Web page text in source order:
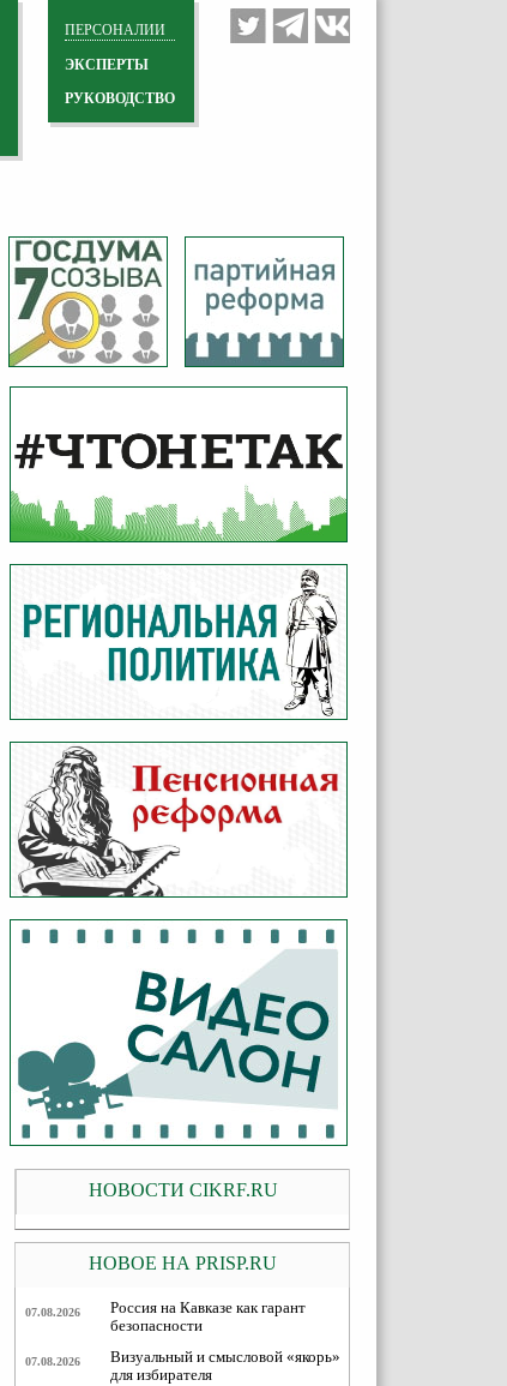
ПЕРСОНАЛИИ
ЭКСПЕРТЫ
РУКОВОДСТВО
НОВОСТИ CIKRF.RU
НОВОЕ НА PRISP.RU
07.08.2026
Россия на Кавказе как гарант
безопасности
07.08.2026
Визуальный и смысловой «якорь»
для избирателя